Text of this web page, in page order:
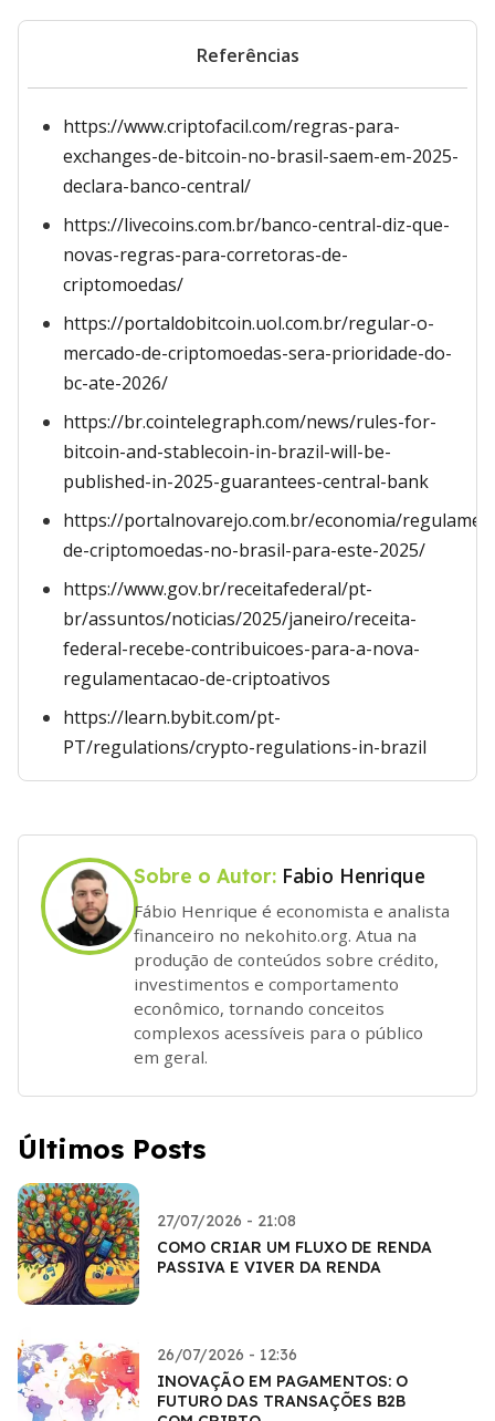
Referências
https://www.criptofacil.com/regras-para-
exchanges-de-bitcoin-no-brasil-saem-em-2025-
declara-banco-central/
https://livecoins.com.br/banco-central-diz-que-
novas-regras-para-corretoras-de-
criptomoedas/
https://portaldobitcoin.uol.com.br/regular-o-
mercado-de-criptomoedas-sera-prioridade-do-
bc-ate-2026/
https://br.cointelegraph.com/news/rules-for-
bitcoin-and-stablecoin-in-brazil-will-be-
published-in-2025-guarantees-central-bank
https://portalnovarejo.com.br/economia/
de-criptomoedas-no-brasil-para-este-2025/
https://www.gov.br/receitafederal/pt-
br/assuntos/noticias/2025/janeiro/receita-
federal-recebe-contribuicoes-para-a-nova-
regulamentacao-de-criptoativos
https://learn.bybit.com/pt-
PT/regulations/crypto-regulations-in-brazil
Sobre o Autor: Fabio Henrique
Fábio Henrique é economista e analista
financeiro no nekohito.org. Atua na
produção de conteúdos sobre crédito,
investimentos e comportamento
econômico, tornando conceitos
complexos acessíveis para o público
em geral.
Últimos Posts
27/07/2026 - 21:08
COMO CRIAR UM FLUXO DE RENDA
PASSIVA E VIVER DA RENDA
26/07/2026 - 12:36
INOVAÇÃO EM PAGAMENTOS: O
FUTURO DAS TRANSAÇÕES B2B